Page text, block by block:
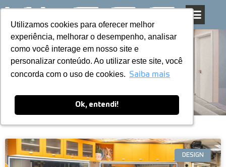
Utilizamos cookies para oferecer melhor
experiência, melhorar o desempenho, analisar
como você interage em nosso site e
personalizar conteúdo. Ao utilizar este site, você
concorda com o uso de cookies. Saiba mais
Ok, entendi!
Utilizamos cookies para oferecer melhor
experiência, melhorar o desempenho, analisar
como você interage em nosso site e
personalizar conteúdo. Ao utilizar este site, você
concorda com o uso de cookies. Saiba mais
Ok, entendi!
Pular
para
o
conteúdo
Blog
DESIGN